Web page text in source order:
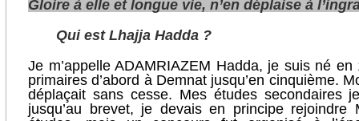
Gloire à elle et longue vie, n’en déplaise à
Qui est Lhajja Hadda ?
Je m’appelle ADAMRIAZEM Hadda, je suis né en
primaires d’abord à Demnat jusqu’en cinquième.
déplaçait sans cesse. Mes études secondaires
jusqu’au brevet, je devais en principe rejoindre